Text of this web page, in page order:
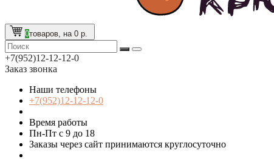
0товаров, на 0 р.
+7(952)12-12-12-0
Заказ звонка
Наши телефоны
+7(952)12-12-12-0
Время работы
Пн-Пт с 9 до 18
Заказы через сайт принимаются круглосуточно